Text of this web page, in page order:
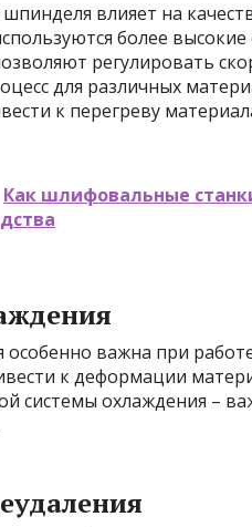
влияет на
более
регулировать
для различных
к перегреву
Как шлифовальные
особенно важна при
к деформации
системы охлаждения –